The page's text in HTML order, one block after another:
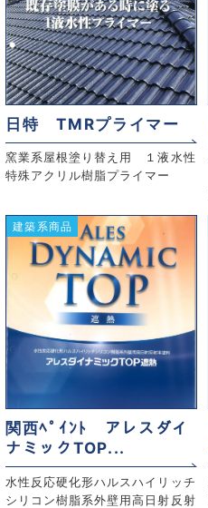
日特 TMRプライマー
窯業系屋根塗り替え用 １液水性
特殊アクリル樹脂プライマー
建築系商品
関西ﾍﾟｲﾝﾄ アレスダイ
ナミックTOP...
水性反応硬化形ハルスハイリッチ
シリコン樹脂系外壁用高日射反射